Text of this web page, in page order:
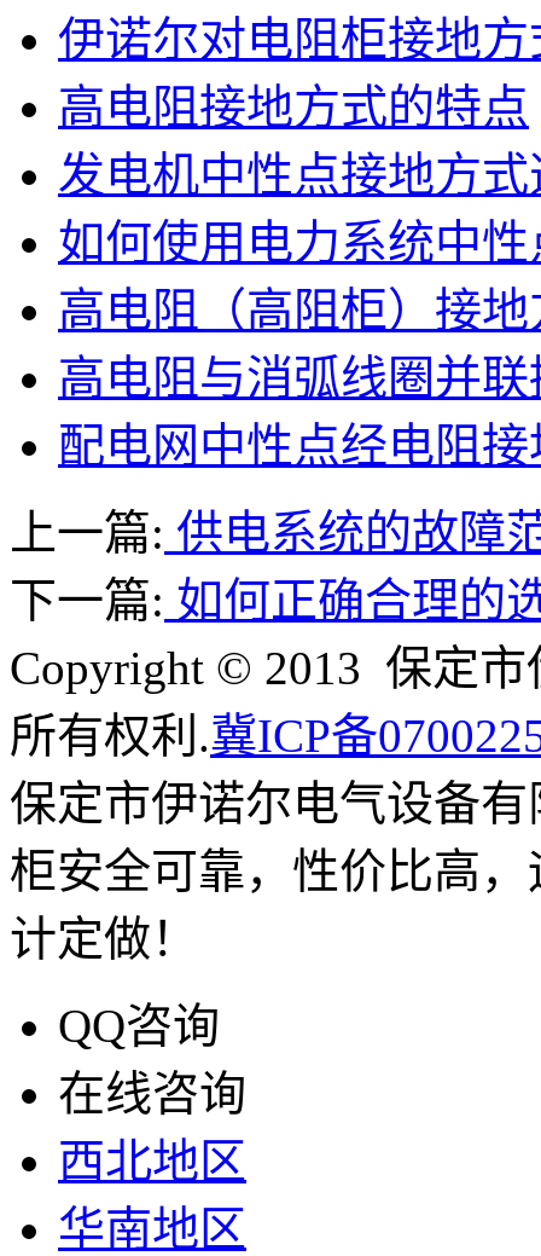
伊诺尔对电阻柜接地
高电阻接地方式的特点
发电机中性点接地方
如何使用电力系统中
高电阻（高阻柜）接
高电阻与消弧线圈并
配电网中性点经电阻
上一篇: 供电系统的故障
下一篇: 如何正确合理的
Copyright © 2013 保定
所有权利.冀ICP备
保定市伊诺尔电气设备
柜安全可靠，性价比高
计定做！
QQ咨询
在线咨询
西北地区
华南地区